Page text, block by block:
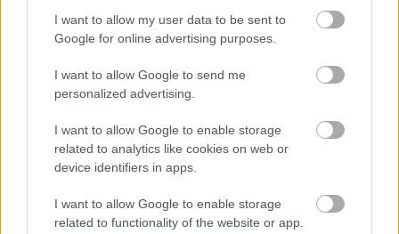
I want to allow my user data to be sent to
Google for online advertising purposes.
I want to allow Google to send me
personalized advertising.
I want to allow Google to enable storage
related to analytics like cookies on web or
device identifiers in apps.
I want to allow Google to enable storage
related to functionality of the website or app.
NÉPSZERŰ